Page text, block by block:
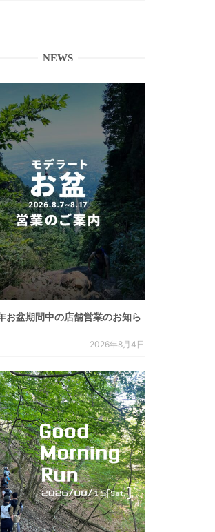
NEWS
お盆期間中の店舗営業のお知ら
2026年8月4日